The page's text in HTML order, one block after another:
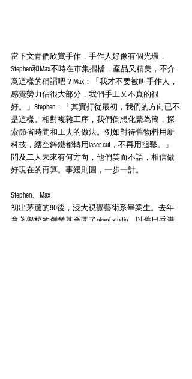
當下文青們欣賞手作，手作人好像有個光環，
Stephen和Max不時在市集擺檔，產品又精美，不介
意這樣的稱謂吧？Max：「我才不要被叫手作人，
感覺勞力佔很大部分，我們手工又不真的很
好。」Stephen：「其實打從最初，我們的方向已不
是這樣。相對複雜工序，我們倒想化繁為簡，探
索節省時間和工夫的做法。例如對待舊物料用新
科技，縷空鋅鐵都轉用laser cut，不再用搥鑿。」
問及二人未來有何方向，他們笑而不語，相信做
好現在的再算。事緩則圓，一步一計。
Stephen、Max
初出茅蘆的90後，浸大視覺藝術系畢業生。去年
拿著學校的創業基金開了okapi studio，以舊日香港